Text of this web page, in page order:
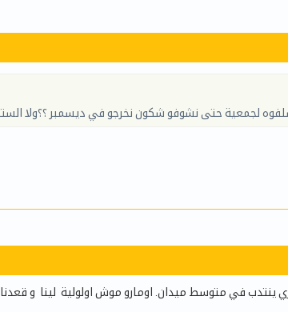
لجمعية حتى نشوفو شكون نخرجو في ديسمبر ؟؟ولا
في متوسط ميدان. اومارو موش اولولية لينا و قعدنا